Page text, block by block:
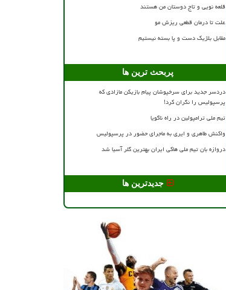
قلعه نویی و تاج دوستان من هستند
علت تا درمان قطعی ریزش مو
مقابل بلژیک دست و پا بسته نیستیم
پربحث ترین ها
دردسر جدید برای سرخپوشان پیام بازیکن مازادی که
پرسپولیس را نگران کرد!
تیم ملی ترامپولین در راه ناگویا
واکنش طاهری و ایری به ماجرای حضور در پرسپولیس
دروازه بان تیم ملی هاکی ایران بهترین گلر آسیا شد
جدیدترین ها